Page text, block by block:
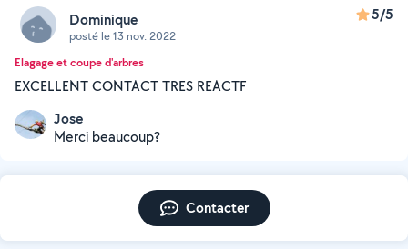
Dominique
posté le 13 nov. 2022
5/5
Elagage et coupe d'arbres
EXCELLENT CONTACT TRES REACTF
Jose
Merci beaucoup?
Contacter